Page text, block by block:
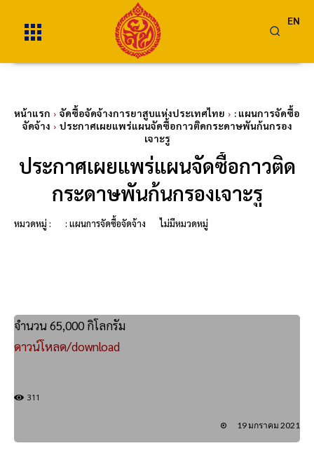
EN
หน้าแรก จัดซื้อจัดจ้างการยาสูบแห่งประเทศไทย
: แผนการจัดซื้อ
จัดจ้าง
ประกาศเผยแพร่แผนจัดซื้อกาวติดกระดาษพันก้นกรอง
เจาะรู
ประกาศเผยแพร่แผนจัดซื้อกาวติด
กระดาษพันก้นกรองเจาะรู
หมวดหมู่ : : แผนการจัดซื้อจัดจ้าง ไม่มีหมวดหมู่
จำนวน 65,000 กิโลกรัม
ดาวน์โหลด/download
311
19 มกราคม 2021